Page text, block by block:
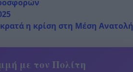
η κρίση στη Μέση Ανατολή
με τον Πολίτη